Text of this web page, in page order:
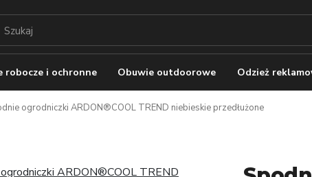
robocze i ochronne Obuwie outdoorowe Odzież
ogrodniczki ARDON®COOL TREND niebieskie przedłużone